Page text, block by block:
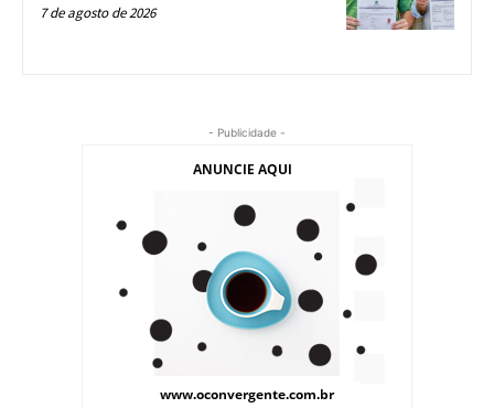
7 de agosto de 2026
- Publicidade -